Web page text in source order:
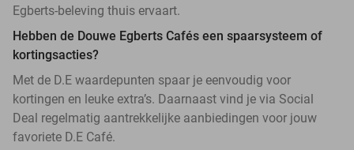
Egberts-beleving thuis ervaart.
Hebben de Douwe Egberts Cafés een spaarsysteem of
kortingsacties?
Met de D.E waardepunten spaar je eenvoudig voor
kortingen en leuke extra’s. Daarnaast vind je via Social
Deal regelmatig aantrekkelijke aanbiedingen voor jouw
favoriete D.E Café.